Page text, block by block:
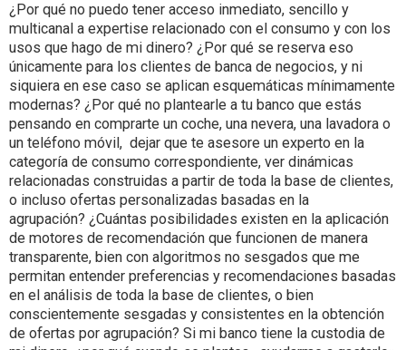
¿Por qué no puedo tener acceso inmediato, sencillo y
multicanal a expertise relacionado con el consumo y con los
usos que hago de mi dinero? ¿Por qué se reserva eso
únicamente para los clientes de banca de negocios, y ni
siquiera en ese caso se aplican esquemáticas mínimamente
modernas? ¿Por qué no plantearle a tu banco que estás
pensando en comprarte un coche, una nevera, una lavadora o
un teléfono móvil, dejar que te asesore un experto en la
categoría de consumo correspondiente, ver dinámicas
relacionadas construidas a partir de toda la base de clientes,
o incluso ofertas personalizadas basadas en la
agrupación? ¿Cuántas posibilidades existen en la aplicación
de motores de recomendación que funcionen de manera
transparente, bien con algoritmos no sesgados que me
permitan entender preferencias y recomendaciones basadas
en el análisis de toda la base de clientes, o bien
conscientemente sesgadas y consistentes en la obtención
de ofertas por agrupación? Si mi banco tiene la custodia de